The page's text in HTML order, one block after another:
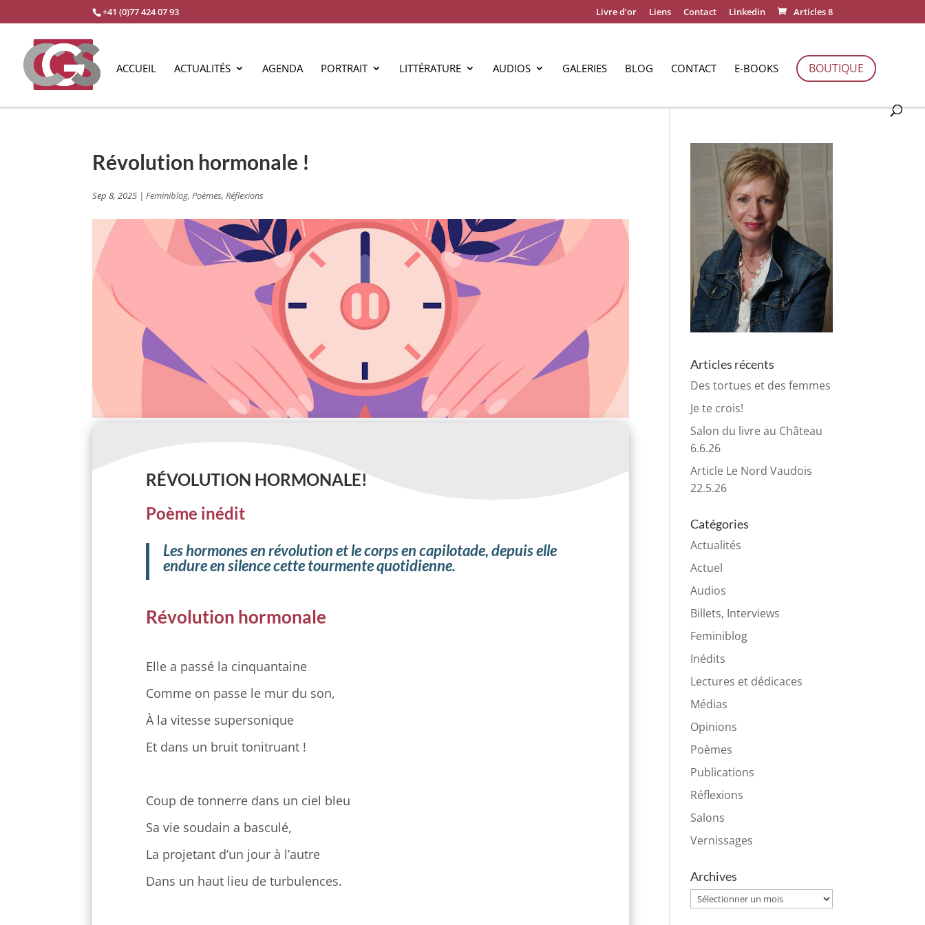
+41 (0)77 424 07 93 Livre d’or Liens Contact Linkedin Articles 8
ACCUEIL ACTUALITÉS AGENDA PORTRAIT LITTÉRATURE AUDIOS GALERIES BLOG CONTACT E-BOOKS BOUTIQUE
Révolution hormonale !
Sep 8, 2025 |Feminiblog,Poèmes,Réflexions
RÉVOLUTION HORMONALE!
Poème inédit
Les hormones en révolution et le corps en capilotade, depuis elle
endure en silence cette tourmente quotidienne.
Révolution hormonale
Elle a passé la cinquantaine
Comme on passe le mur du son,
À la vitesse supersonique
Et dans un bruit tonitruant !
Coup de tonnerre dans un ciel bleu
Sa vie soudain a basculé,
La projetant d’un jour à l’autre
Dans un haut lieu de turbulences.
Articles récents
Des tortues et des femmes
Je te crois!
Salon du livre au Château
6.6.26
Article Le Nord Vaudois
22.5.26
Catégories
Actualités
Actuel
Audios
Billets, Interviews
Feminiblog
Inédits
Lectures et dédicaces
Médias
Opinions
Poèmes
Publications
Réflexions
Salons
Vernissages
Archives
Archives